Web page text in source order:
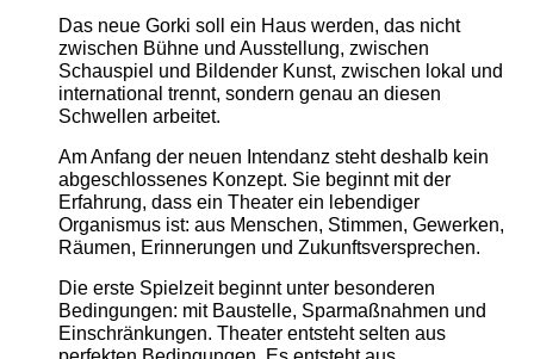
Das neue Gorki soll ein Haus werden, das nicht
zwischen Bühne und Ausstellung, zwischen
Schauspiel und Bildender Kunst, zwischen lokal und
international trennt, sondern genau an diesen
Schwellen arbeitet.
Am Anfang der neuen Intendanz steht deshalb kein
abgeschlossenes Konzept. Sie beginnt mit der
Erfahrung, dass ein Theater ein lebendiger
Organismus ist: aus Menschen, Stimmen, Gewerken,
Räumen, Erinnerungen und Zukunftsversprechen.
Die erste Spielzeit beginnt unter besonderen
Bedingungen: mit Baustelle, Sparmaßnahmen und
Einschränkungen. Theater entsteht selten aus